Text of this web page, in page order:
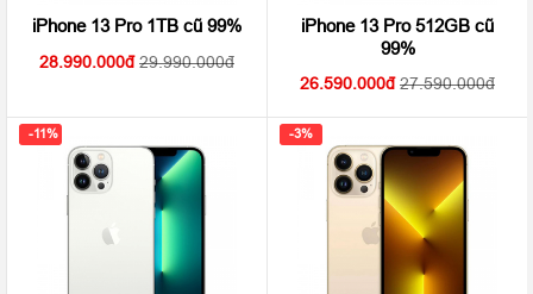
iPhone 13 Pro 1TB cũ 99%
28.990.000 29.990.000
iPhone 13 Pro 512GB cũ
99%
26.590.000 27.590.000
-11% -3%